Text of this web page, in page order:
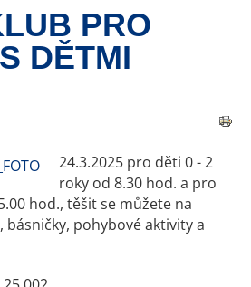
PRO
DĚTMI
24.3.2025 pro děti 0 - 2
roky od 8.30 hod. a pro
hod., těšit se můžete na
básničky, pohybové aktivity a